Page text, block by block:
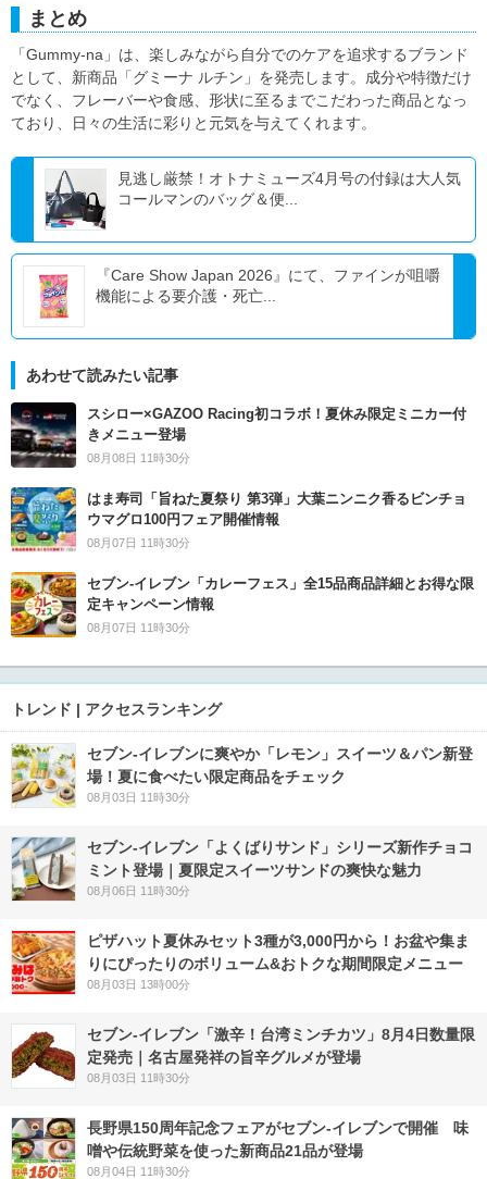
まとめ
「Gummy-na」は、楽しみながら自分でのケアを追求するブランド
として、新商品「グミーナ ルチン」を発売します。成分や特徴だけ
でなく、フレーバーや食感、形状に至るまでこだわった商品となっ
ており、日々の生活に彩りと元気を与えてくれます。
見逃し厳禁！オトナミューズ4月号の付録は大人気
コールマンのバッグ＆便...
『Care Show Japan 2026』にて、ファインが咀嚼
機能による要介護・死亡...
あわせて読みたい記事
スシロー×GAZOO Racing初コラボ！夏休み限定ミニカー付
きメニュー登場
08月08日 11時30分
はま寿司「旨ねた夏祭り 第3弾」大葉ニンニク香るビンチョ
ウマグロ100円フェア開催情報
08月07日 11時30分
セブン‐イレブン「カレーフェス」全15品商品詳細とお得な限
定キャンペーン情報
08月07日 11時30分
トレンド | アクセスランキング
セブン‐イレブンに爽やか「レモン」スイーツ＆パン新登
場！夏に食べたい限定商品をチェック
08月03日 11時30分
セブン‐イレブン「よくばりサンド」シリーズ新作チョコ
ミント登場｜夏限定スイーツサンドの爽快な魅力
08月06日 11時30分
ピザハット夏休みセット3種が3,000円から！お盆や集ま
りにぴったりのボリューム&おトクな期間限定メニュー
08月03日 13時00分
セブン-イレブン「激辛！台湾ミンチカツ」8月4日数量限
定発売｜名古屋発祥の旨辛グルメが登場
08月03日 11時30分
長野県150周年記念フェアがセブン-イレブンで開催 味
噌や伝統野菜を使った新商品21品が登場
08月04日 11時30分